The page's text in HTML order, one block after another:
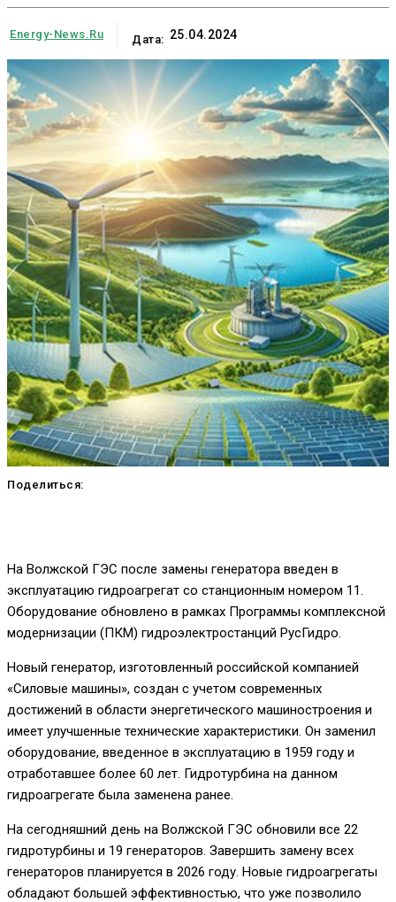
Energy-News.ru Дата: 25.04.2024
Поделиться:
На Волжской ГЭС после замены генератора введен в
эксплуатацию гидроагрегат со станционным номером 11.
Оборудование обновлено в рамках Программы комплексной
модернизации (ПКМ) гидроэлектростанций РусГидро.
Новый генератор, изготовленный российской компанией
«Силовые машины», создан с учетом современных
достижений в области энергетического машиностроения и
имеет улучшенные технические характеристики. Он заменил
оборудование, введенное в эксплуатацию в 1959 году и
отработавшее более 60 лет. Гидротурбина на данном
гидроагрегате была заменена ранее.
На сегодняшний день на Волжской ГЭС обновили все 22
гидротурбины и 19 генераторов. Завершить замену всех
генераторов планируется в 2026 году. Новые гидроагрегаты
обладают большей эффективностью, что уже позволило